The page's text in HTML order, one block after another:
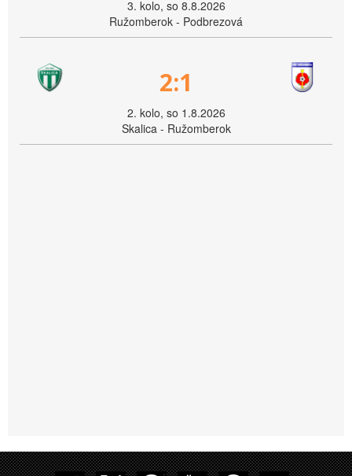
3. kolo, so 8.8.2026
Ružomberok - Podbrezová
2:1
2. kolo, so 1.8.2026
Skalica - Ružomberok